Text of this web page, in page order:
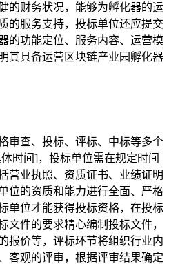
的财务状况，能够为孵化器的运
的服务支持，投标单位还应提交
的功能定位、服务内容、运营模
其具备运营区块链产业园孵化器
审查、投标、评标、中标等多个
时间]，投标单位需在规定时间
营业执照、资质证书、业绩证明
位的资质和能力进行全面、严格
单位才能获得投标资格，在投标
文件的要求精心编制投标文件，
报价等，评标环节将组织行业内
客观的评审，根据评审结果确定